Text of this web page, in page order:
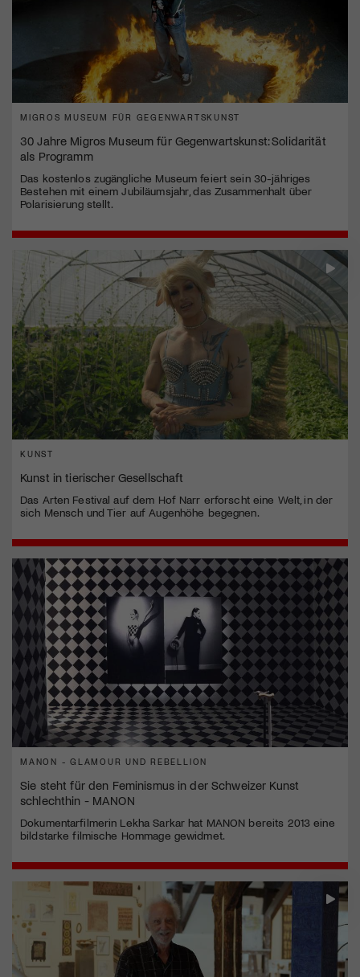
MIGROS MUSEUM FÜR GEGENWARTSKUNST
30 Jahre Migros Museum für Gegenwartskunst: Solidarität
als Programm
Das kostenlos zugängliche Museum feiert sein 30-jähriges
Bestehen mit einem Jubiläumsjahr, das Zusammenhalt über
Polarisierung stellt.
KUNST
Kunst in tierischer Gesellschaft
Das Arten Festival auf dem Hof Narr erforscht eine Welt, in der
sich Mensch und Tier auf Augenhöhe begegnen.
MANON - GLAMOUR UND REBELLION
Sie steht für den Feminismus in der Schweizer Kunst
schlechthin - MANON
Dokumentarfilmerin Lekha Sarkar hat MANON bereits 2013 eine
bildstarke filmische Hommage gewidmet.